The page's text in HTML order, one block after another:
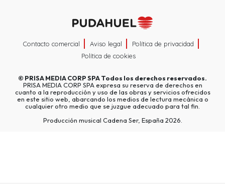
Contacto comercial Aviso legal
Política de privacidad
Política de cookies
© PRISA MEDIA CORP SPATodos los derechos reservados.
PRISA MEDIA CORP SPA expresa su reserva de derechos en
cuanto a la reproducción y uso de las obras y servicios ofrecidos
en este sitio web, abarcando los medios de lectura mecánica o
cualquier otro medio que se juzgue adecuado para tal fin.
Producción musical Cadena Ser, España 2026.